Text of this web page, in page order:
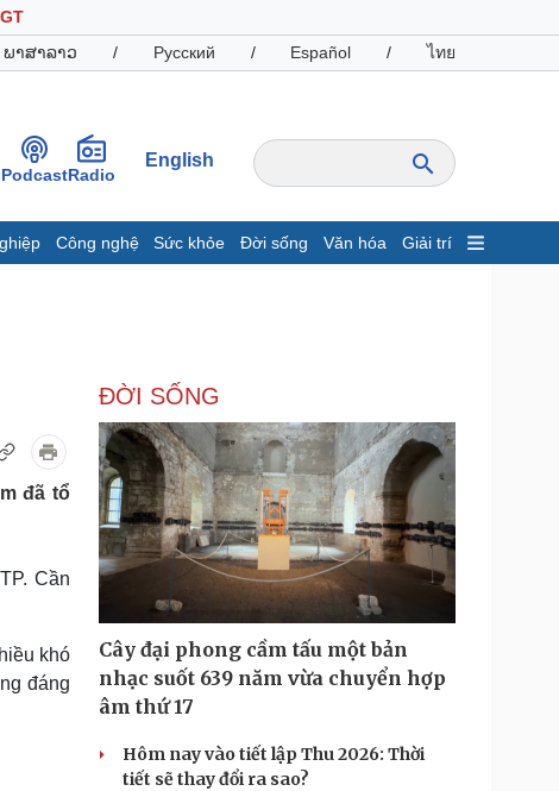
ພາສາລາວ / Русский / Español / ไทย
PodcastRadio
English
Công nghệ Sức khỏe Đời sống Văn hóa Giải trí
Giá cà phê
Doanh nghiệp
Thông tin doanh nghiệp
Doanh nghiệp 24h
Doanh nhân
Công nghệ
Sành điệu
Tin Công nghệ
Trải nghiệm
Chuyển đổi số
Du lịch
Tư vấn
Podcast
Câu chuyện thời sự
Cửa sổ tình yêu
Kể chuyện cho bé
đã tổ
Cần
khó
đáng
ĐỜI SỐNG
Cây đại phong cầm tấu một bản
nhạc suốt 639 năm vừa chuyển hợp
âm thứ 17
Hôm nay vào tiết lập Thu 2026: Thời
tiết sẽ thay đổi ra sao?